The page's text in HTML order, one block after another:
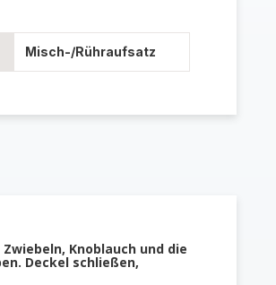
Misch-/Rühraufsatz
Knoblauch und die
Deckel schließen,